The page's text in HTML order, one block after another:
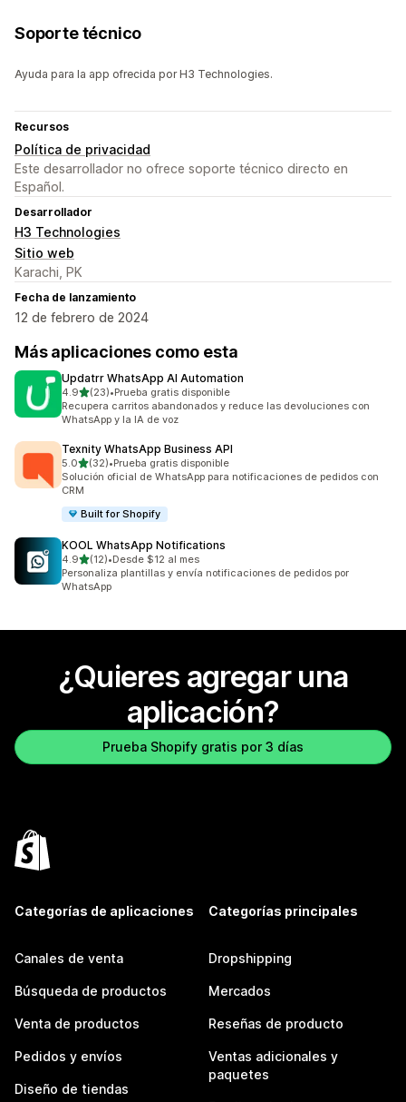
Soporte técnico
Ayuda para la app ofrecida por H3 Technologies.
Recursos
Política de privacidad
Este desarrollador no ofrece soporte técnico directo en
Español.
Desarrollador
H3 Technologies
Sitio web
Karachi, PK
Fecha de lanzamiento
12 de febrero de 2024
Más aplicaciones como esta
Updatrr WhatsApp AI Automation
4.9de 5 estrellas
(23)
23 reseñas en total
•Prueba gratis disponible
Recupera carritos abandonados y reduce las devoluciones con
WhatsApp y la IA de voz
Texnity WhatsApp Business API
5.0de 5 estrellas
(32)
32 reseñas en total
•Prueba gratis disponible
Solución oficial de WhatsApp para notificaciones de pedidos con
CRM
Built for Shopify
KOOL WhatsApp Notifications
4.9de 5 estrellas
(12)
12 reseñas en total
•Desde $12 al mes
Personaliza plantillas y envía notificaciones de pedidos por
WhatsApp
¿Quieres agregar una
aplicación?
Prueba Shopify gratis por 3 días
Categorías de aplicaciones
Canales de venta
Búsqueda de productos
Venta de productos
Pedidos y envíos
Diseño de tiendas
Categorías principales
Dropshipping
Mercados
Reseñas de producto
Ventas adicionales y
paquetes